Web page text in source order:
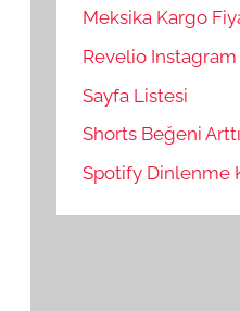
Meksika Kargo
Revelio
Sayfa Listesi
Shorts Beğeni
Spotify Dinlenme